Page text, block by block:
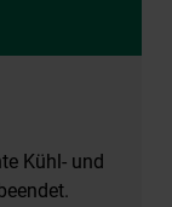
Kühl- und